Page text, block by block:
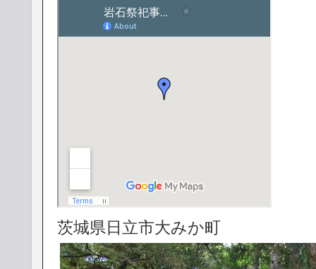
茨城県日立市大みか町